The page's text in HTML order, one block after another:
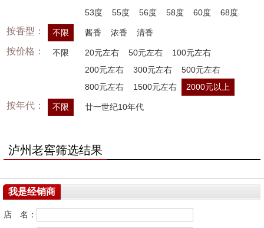
53度
55度 56度 58度 60度 68度
按香型： 不限 酱香 浓香 清香
按价格： 不限 20元左右 50元左右
100元左右
200元左右
300元左右
500元左右
800元左右
1500元左右 2000元以上
按年代： 不限 廿一世纪10年代
泸州老窖筛选结果
我是经销商
店 名：